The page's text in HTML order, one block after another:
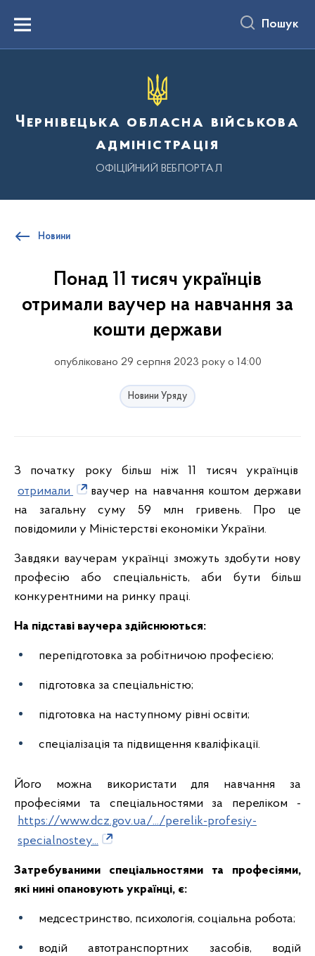
вмістуMenu Пошук
Чернівецька обласна військова
адміністрація
ОФІЦІЙНИЙ ВЕБПОРТАЛ
Новини
Понад 11 тисяч українців
отримали ваучер на навчання за
кошти держави
опубліковано 29 серпня 2023 року о 14:00
Новини Уряду
З початку року більш ніж 11 тисяч українців
отримали
ваучер на навчання коштом держави
на загальну суму 59 млн гривень. Про це
повідомили у Міністерстві економіки України.
Завдяки ваучерам українці зможуть здобути нову
професію або спеціальність, аби бути більш
конкурентними на ринку праці.
На підставі ваучера здійснюються:
перепідготовка за робітничою професією;
підготовка за спеціальністю;
підготовка на наступному рівні освіти;
спеціалізація та підвищення кваліфікації.
Його можна використати для навчання за
професіями та спеціальностями за переліком -
https://www.dcz.gov.ua/.../perelik-profesiy-
specialnostey...
Затребуваними спеціальностями та професіями,
які нині опановують українці, є:
медсестринство, психологія, соціальна робота;
водій автотранспортних засобів, водій